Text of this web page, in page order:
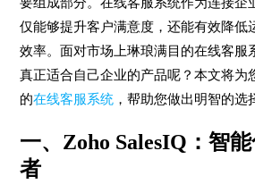
仅能够提升客户满意度，还能有效降低
效率。面对市场上琳琅满目的在线客服
真正适合自己企业的产品呢？本文将为
的在线客服系统 ，帮助您做出明智的选
一、Zoho SalesIQ：智
者